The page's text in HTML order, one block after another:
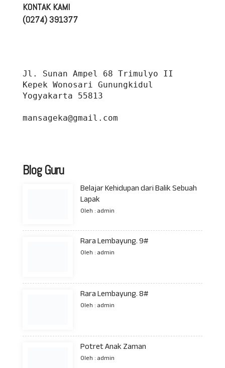
KONTAK KAMI
(0274) 391377
Jl. Sunan Ampel 68 Trimulyo II
Kepek Wonosari Gunungkidul
Yogyakarta 55813
mansageka@gmail.com
Blog Guru
Belajar Kehidupan dari Balik Sebuah
Lapak
Oleh : admin
Rara Lembayung. 9#
Oleh : admin
Rara Lembayung. 8#
Oleh : admin
Potret Anak Zaman
Oleh : admin